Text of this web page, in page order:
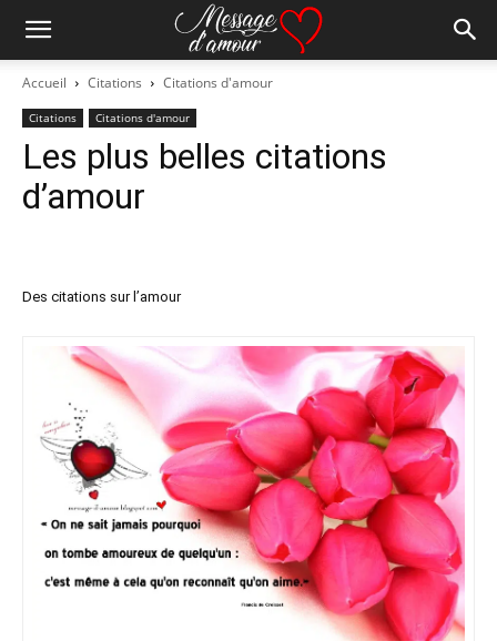
Accueil Citations Citations d'amour
Citations Citations d'amour
Les plus belles citations
d’amour
Des citations sur l’amour